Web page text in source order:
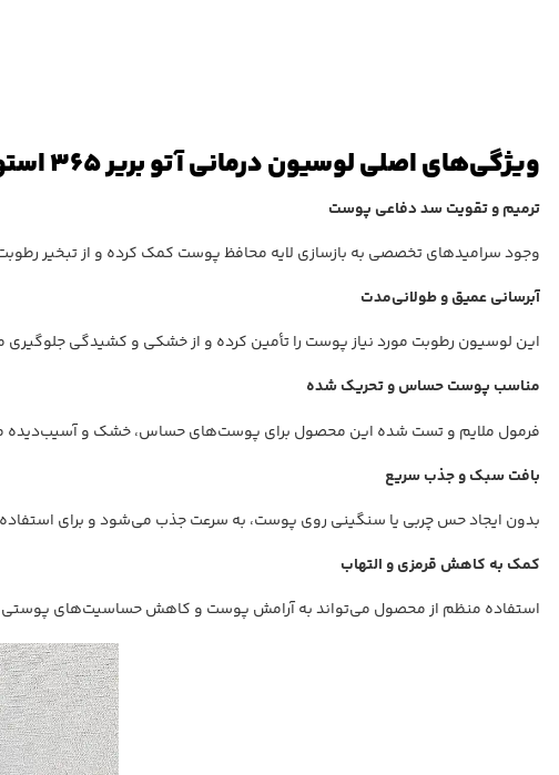
ویژگی‌های اصلی لوسیون درمانی آتو بریر 365 استورا
ترمیم و تقویت سد دفاعی پوست
وجود سرامیدهای تخصصی به بازسازی لایه محافظ پوست کمک کرده و از تبخیر
آبرسانی عمیق و طولانی‌مدت
این لوسیون رطوبت مورد نیاز پوست را تأمین کرده و از خشکی و کشیدگی جلوگیری
مناسب پوست حساس و تحریک شده
فرمول ملایم و تست شده این محصول برای پوست‌های حساس، خشک و آسیب‌دیده
بافت سبک و جذب سریع
بدون ایجاد حس چربی یا سنگینی روی پوست، به سرعت جذب می‌شود و برای استفاده
کمک به کاهش قرمزی و التهاب
استفاده منظم از محصول می‌تواند به آرامش پوست و کاهش حساسیت‌های